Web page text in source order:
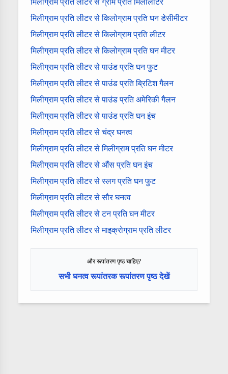
मिलीग्राम प्रति लीटर से किलोग्राम प्रति घन डेसीमीटर
मिलीग्राम प्रति लीटर से किलोग्राम प्रति लीटर
मिलीग्राम प्रति लीटर से किलोग्राम प्रति घन मीटर
मिलीग्राम प्रति लीटर से पाउंड प्रति घन फुट
मिलीग्राम प्रति लीटर से पाउंड प्रति ब्रिटिश गैलन
मिलीग्राम प्रति लीटर से पाउंड प्रति अमेरिकी गैलन
मिलीग्राम प्रति लीटर से पाउंड प्रति घन इंच
मिलीग्राम प्रति लीटर से चंद्र घनत्व
मिलीग्राम प्रति लीटर से मिलीग्राम प्रति घन मीटर
मिलीग्राम प्रति लीटर से औंस प्रति घन इंच
मिलीग्राम प्रति लीटर से स्लग प्रति घन फुट
मिलीग्राम प्रति लीटर से सौर घनत्व
मिलीग्राम प्रति लीटर से टन प्रति घन मीटर
मिलीग्राम प्रति लीटर से माइक्रोग्राम प्रति लीटर
और रूपांतरण पृष्ठ चाहिए?
सभी घनत्व रूपांतरक रूपांतरण पृष्ठ देखें